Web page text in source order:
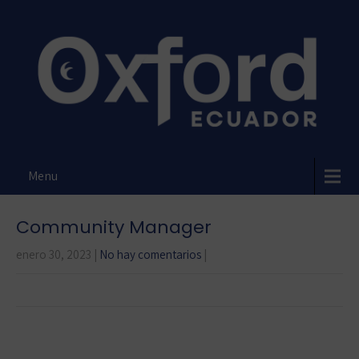
Menu
Community Manager
enero 30, 2023 | No hay comentarios |